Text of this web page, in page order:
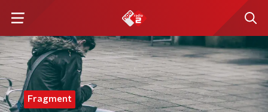
Fragment